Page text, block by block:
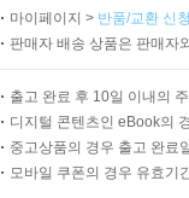
마이페이지 > 반품/교환 신
판매자 배송 상품은 판매자
출고 완료 후 10일 이내의
디지털 콘텐츠인 eBook의
중고상품의 경우 출고 완료
모바일 쿠폰의 경우 유효기